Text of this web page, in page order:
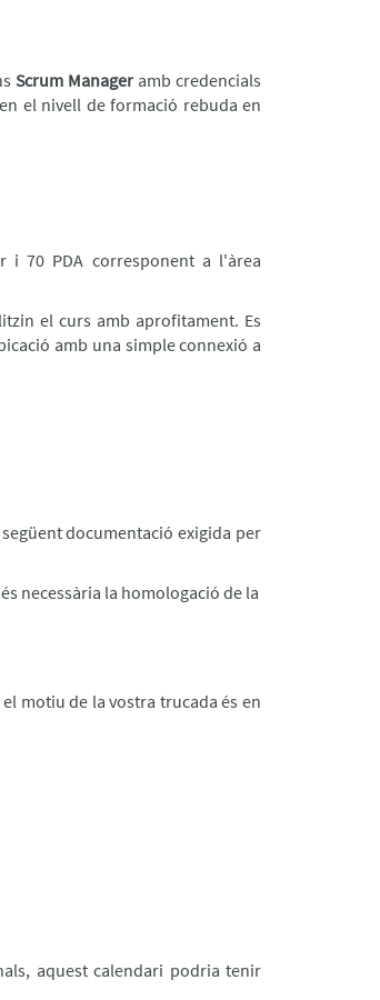
Scrum Manager amb credencials
el nivell de formació rebuda en
i 70 PDA corresponent a l'àrea
el curs amb aprofitament. Es
amb una simple connexió a
documentació exigida per
necessària la homologació de la
motiu de la vostra trucada és en
aquest calendari podria tenir